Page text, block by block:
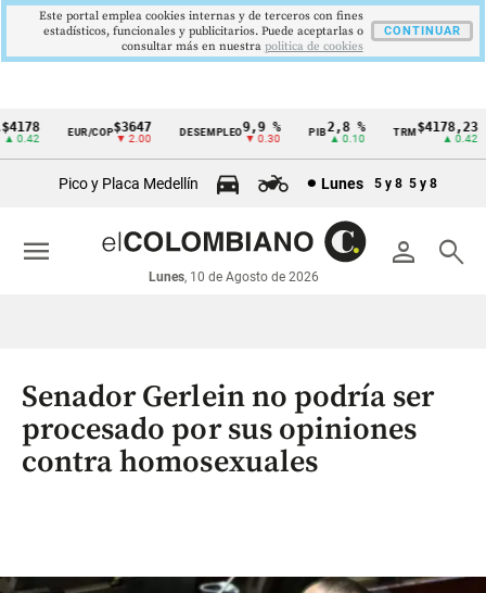
Cintillo
económicos
Colombia
EUR/COP$3647
▼ 2.00
DESEMPLEO9,9 %
▼ 0.30
2,8 %
▲ 0.10
TRM$4178,23
▲ 0.42
Pico y Placa Medellín Lunes 5 y 8 5 y 8
person search
Lunes, 10 de Agosto de 2026
menu
Senador Gerlein no podría ser
procesado por sus opiniones
contra homosexuales
Este portal emplea cookies internas y de terceros con fines
estadísticos, funcionales y publicitarios. Puede aceptarlas o
consultar más en nuestra politica de cookies
CONTINUAR